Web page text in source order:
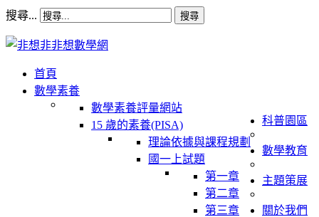
搜尋... 搜尋
首頁
數學素養
數學素養評量網站
15 歲的素養(PISA)
理論依據與課程規劃
國一上試題
第一章
第二章
第三章
科普園區
數學教育
主題策展
關於我們